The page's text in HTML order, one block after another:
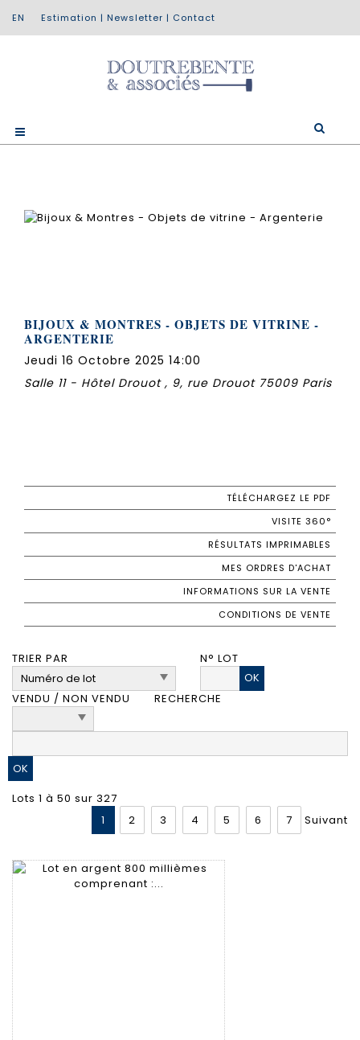
Estimation | Newsletter | Contact
BIJOUX & MONTRES - OBJETS DE VITRINE -
ARGENTERIE
Jeudi 16 Octobre 2025 14:00
Salle 11 - Hôtel Drouot , 9, rue Drouot 75009 Paris
TÉLÉCHARGEZ LE PDF
VISITE 360°
RÉSULTATS IMPRIMABLES
MES ORDRES D'ACHAT
INFORMATIONS SUR LA VENTE
CONDITIONS DE VENTE
TRIER PAR
N° LOT
OK
VENDU / NON VENDU
RECHERCHE
Lots 1 à 50 sur 327
1
2 3 4 5 6 7 Suivant